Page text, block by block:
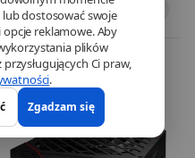
dostosować swoje
opcje reklamowe. Aby
plików
Ci praw,
.
Zgadzam się
210,93€
Żywienie,Komponenty
komputerowe,Informatyka
ASUS ROG STRIX –
Alimentation 1000W GOLD –
24-pin ATX